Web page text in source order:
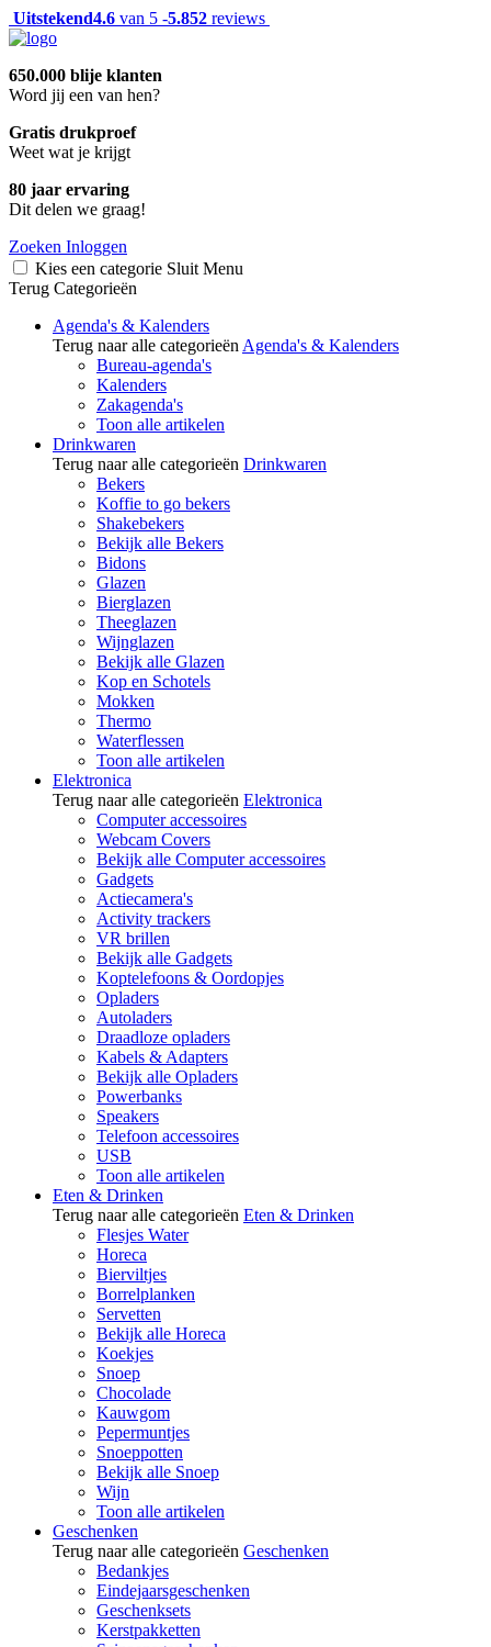
Uitstekend4.6 van 5 -5.852 reviews
650.000 blije klanten
Word jij een van hen?
Gratis drukproef
Weet wat je krijgt
80 jaar ervaring
Dit delen we graag!
Zoeken Inloggen
Kies een categorie Sluit Menu
Terug Categorieën
Agenda's & Kalenders
Terug naar alle categorieën Agenda's & Kalenders
Bureau-agenda's
Kalenders
Zakagenda's
Toon alle artikelen
Drinkwaren
Terug naar alle categorieën Drinkwaren
Bekers
Koffie to go bekers
Shakebekers
Bekijk alle Bekers
Bidons
Glazen
Bierglazen
Theeglazen
Wijnglazen
Bekijk alle Glazen
Kop en Schotels
Mokken
Thermo
Waterflessen
Toon alle artikelen
Elektronica
Terug naar alle categorieën Elektronica
Computer accessoires
Webcam Covers
Bekijk alle Computer accessoires
Gadgets
Actiecamera's
Activity trackers
VR brillen
Bekijk alle Gadgets
Koptelefoons & Oordopjes
Opladers
Autoladers
Draadloze opladers
Kabels & Adapters
Bekijk alle Opladers
Powerbanks
Speakers
Telefoon accessoires
USB
Toon alle artikelen
Eten & Drinken
Terug naar alle categorieën Eten & Drinken
Flesjes Water
Horeca
Bierviltjes
Borrelplanken
Servetten
Bekijk alle Horeca
Koekjes
Snoep
Chocolade
Kauwgom
Pepermuntjes
Snoeppotten
Bekijk alle Snoep
Wijn
Toon alle artikelen
Geschenken
Terug naar alle categorieën Geschenken
Bedankjes
Eindejaarsgeschenken
Geschenksets
Kerstpakketten